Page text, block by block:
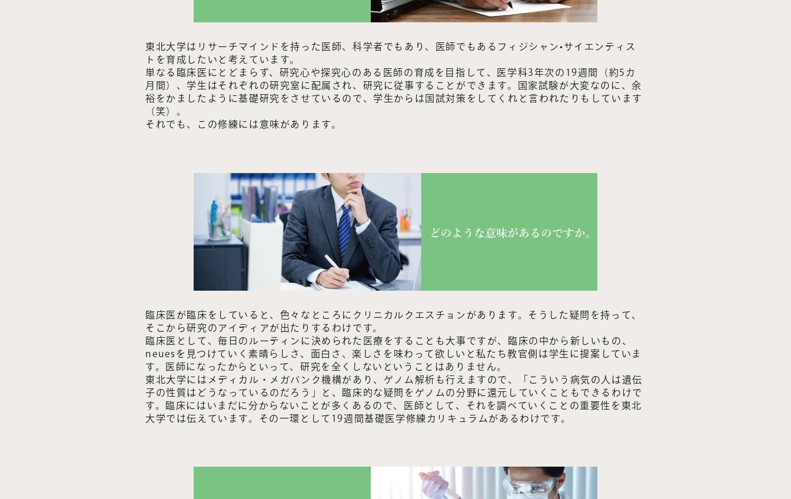
東北大学はリサーチマインドを持った医師、科学者でもあり、医師でもあるフィジシャン•サイエンティス
トを育成したいと考えています。
単なる臨床医にとどまらず、研究心や探究心のある医師の育成を目指して、医学科3年次の19週間（約5カ
月間）、学生はそれぞれの研究室に配属され、研究に従事することができます。国家試験が大変なのに、余
裕をかましたように基礎研究をさせているので、学生からは国試対策をしてくれと言われたりもしています
（笑）。
それでも、この修練には意味があります。
臨床医が臨床をしていると、色々なところにクリニカルクエスチョンがあります。そうした疑問を持って、
そこから研究のアイディアが出たりするわけです。
臨床医として、毎日のルーティンに決められた医療をすることも大事ですが、臨床の中から新しいもの、
neuesを見つけていく素晴らしさ、面白さ、楽しさを味わって欲しいと私たち教官側は学生に提案していま
す。医師になったからといって、研究を全くしないということはありません。
東北大学にはメディカル・メガバンク機構があり、ゲノム解析も行えますので、「こういう病気の人は遺伝
子の性質はどうなっているのだろう」と、臨床的な疑問をゲノムの分野に還元していくこともできるわけで
す。臨床にはいまだに分からないことが多くあるので、医師として、それを調べていくことの重要性を東北
大学では伝えています。その一環として19週間基礎医学修練カリキュラムがあるわけです。